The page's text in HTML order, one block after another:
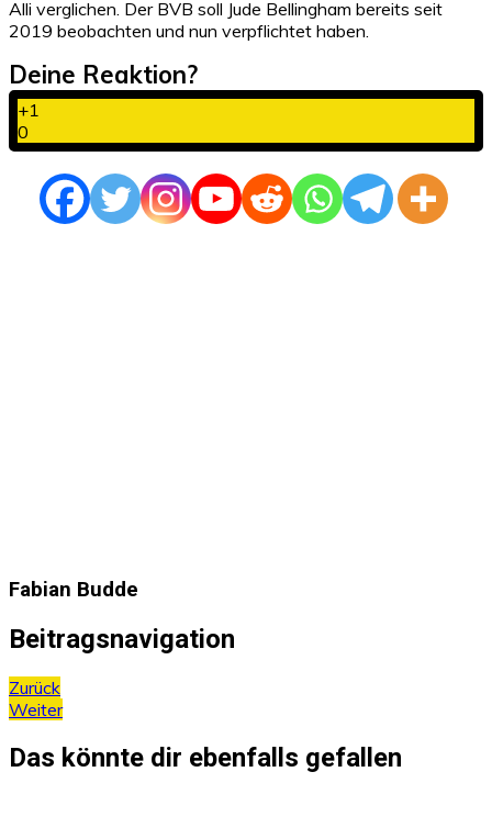
Alli verglichen. Der BVB soll Jude Bellingham bereits seit
2019 beobachten und nun verpflichtet haben.
Deine Reaktion?
+1
0
Fabian Budde
Beitragsnavigation
Zurück
Weiter
Das könnte dir ebenfalls gefallen